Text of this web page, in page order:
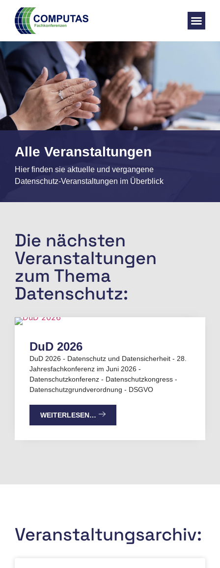
Alle Veranstaltungen
Hier finden sie aktuelle und vergangene
Datenschutz-Veranstaltungen im Überblick
Die nächsten
Veranstaltungen
zum Thema
Datenschutz:
DuD 2026
DuD 2026 - Datenschutz und Datensicherheit - 28.
Jahresfachkonferenz im Juni 2026 -
Datenschutzkonferenz - Datenschutzkongress -
Datenschutzgrundverordnung - DSGVO
WEITERLESEN…
Veranstaltungsarchiv: